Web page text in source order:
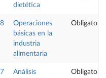
dietética
Operaciones
básicas en la
industria
alimentaria
Obligatoria
Análisis
Obligatoria